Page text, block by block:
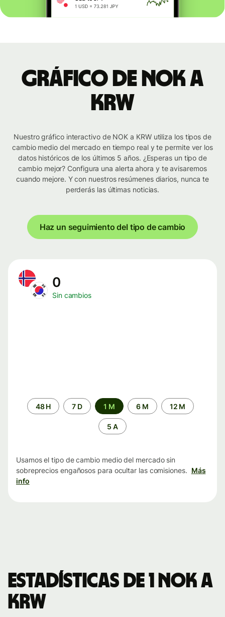
Gráfico de NOK a
KRW
Nuestro gráfico interactivo de NOK a KRW utiliza los tipos de
cambio medio del mercado en tiempo real y te permite ver los
datos históricos de los últimos 5 años. ¿Esperas un tipo de
cambio mejor? Configura una alerta ahora y te avisaremos
cuando mejore. Y con nuestros resúmenes diarios, nunca te
perderás las últimas noticias.
Haz un seguimiento del tipo de cambio
0
Sin cambios
Periodo48 H 7 D 1 M 6 M 12 M
5 A
Usamos el tipo de cambio medio del mercado sin
sobreprecios engañosos para ocultar las comisiones. Más
info
Estadísticas de 1 NOK a
KRW